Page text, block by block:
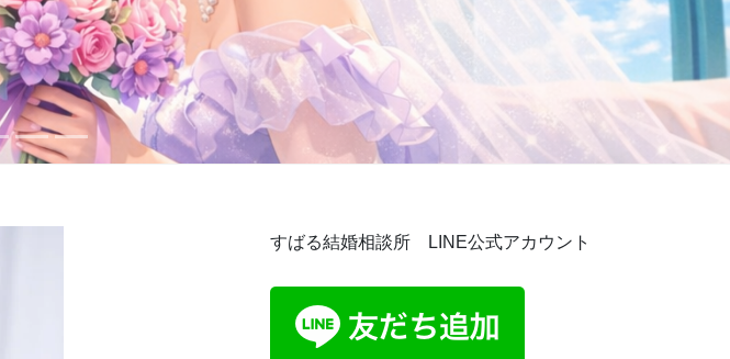
すばる結婚相談所 LINE公式アカウント